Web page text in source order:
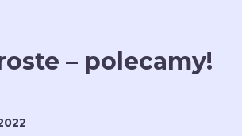
– polecamy!